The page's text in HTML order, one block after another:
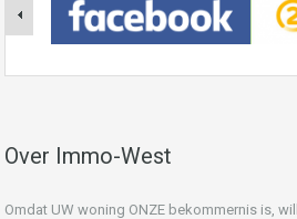
Over Immo-West
Omdat UW woning ONZE bekommernis is,